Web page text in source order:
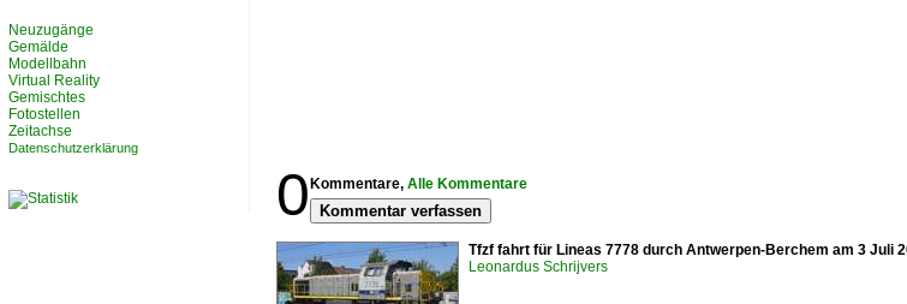
0 Kommentare, Alle Kommentare
Kommentar verfassen
Tfzf fahrt für Lineas 7778 durch Antwerpen-Berchem am 3 Juli
Leonardus Schrijvers
Neuzugänge
Gemälde
Modellbahn
Virtual Reality
Gemischtes
Fotostellen
Zeitachse
Datenschutzerklärung